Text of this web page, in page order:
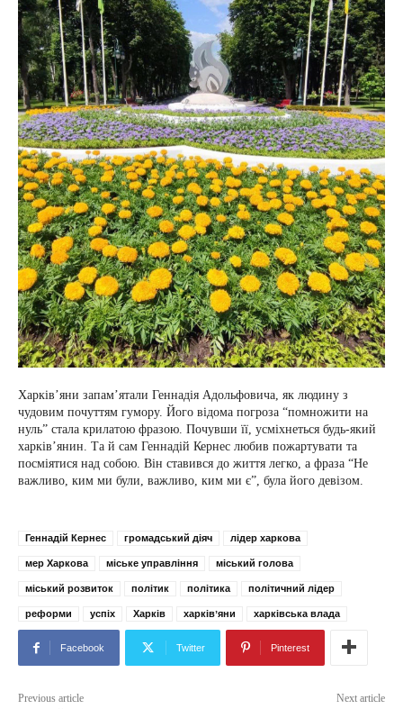
Харків’яни запам’ятали Геннадія Адольфовича, як людину з
чудовим почуттям гумору. Його відома погроза “помножити на
нуль” стала крилатою фразою. Почувши її, усміхнеться будь-який
харків’янин. Та й сам Геннадій Кернес любив пожартувати та
посміятися над собою. Він ставився до життя легко, а фраза “Не
важливо, ким ми були, важливо, ким ми є”, була його девізом.
Геннадій Кернес громадський діяч лідер харкова
мер Харкова міське управління міський голова
міський розвиток політик політика політичний лідер
реформи успіх Харків харківʼяни харківська влада
Facebook Twitter Pinterest
Previous article Next article